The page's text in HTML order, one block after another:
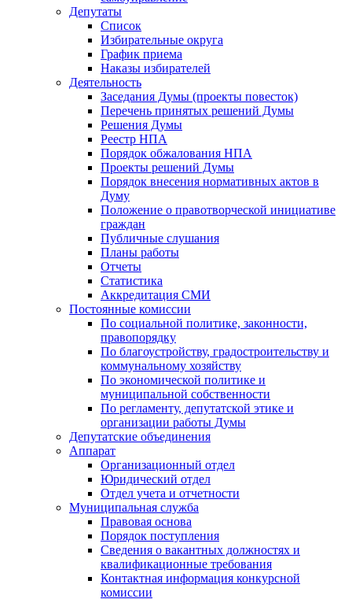
Депутаты
Список
Избирательные округа
График приема
Наказы избирателей
Деятельность
Заседания Думы (проекты повесток)
Перечень принятых решений Думы
Решения Думы
Реестр НПА
Порядок обжалования НПА
Проекты решений Думы
Порядок внесения нормативных актов в
Думу
Положение о правотворческой инициативе
граждан
Публичные слушания
Планы работы
Отчеты
Статистика
Аккредитация СМИ
Постоянные комиссии
По социальной политике, законности,
правопорядку
По благоустройству, градостроительству и
коммунальному хозяйству
По экономической политике и
муниципальной собственности
По регламенту, депутатской этике и
организации работы Думы
Депутатские объединения
Аппарат
Организационный отдел
Юридический отдел
Отдел учета и отчетности
Муниципальная служба
Правовая основа
Порядок поступления
Сведения о вакантных должностях и
квалификационные требования
Контактная информация конкурсной
комиссии